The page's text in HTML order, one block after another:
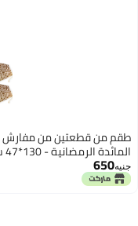
طقم من قطعتين من مفارش
المائدة الرمضانية - 130*47 سم.
جنيه650